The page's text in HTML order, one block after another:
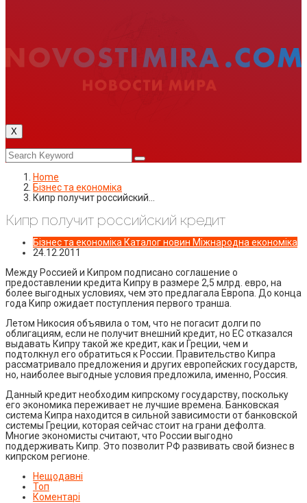
X
Home
Бізнес та економіка
Кипр получит российский…
Кипр получит российский кредит
Бізнес та економіка Каталог новин Міжнародна економіка
24.12.2011
Между Россией и Кипром подписано соглашение о
предоставлении кредита Кипру в размере 2,5 млрд. евро, на
более выгодных условиях, чем это предлагала Европа. До конца
года Кипр ожидает поступления первого транша.
Летом Никосия объявила о том, что не погасит долги по
облигациям, если не получит внешний кредит, но ЕС отказался
выдавать Кипру такой же кредит, как и Греции, чем и
подтолкнул его обратиться к России. Правительство Кипра
рассматривало предложения и других европейских государств,
но, наиболее выгодные условия предложила, именно, Россия.
Данный кредит необходим кипрскому государству, поскольку
его экономика переживает не лучшие времена. Банковская
система Кипра находится в сильной зависимости от банковской
системы Греции, которая сейчас стоит на грани дефолта.
Многие экономисты считают, что России выгодно
поддерживать Кипр. Это позволит РФ развивать свой бизнес в
кипрском регионе.
Нещодавні
Топ
Коментарі